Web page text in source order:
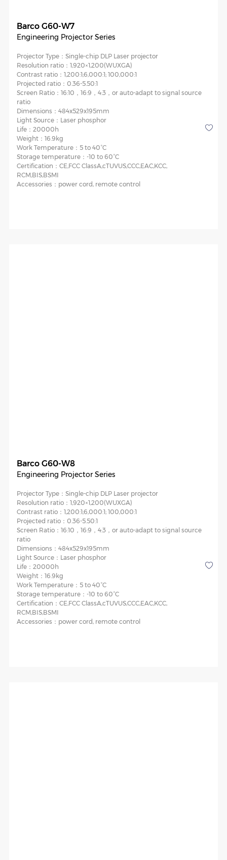
Barco G60-W7
Engineering Projector Series
Projector Type： Single-chip DLP Laser projector
Resolution ratio： 1,920×1,200(WUXGA)
Contrast ratio： 1,200:1;6,000:1; 100,000:1
Projected ratio： 0.36-5.50:1
Screen Ratio： 16:10，16:9，4:3，or auto-adapt to signal source
ratio
Dimensions： 484x529x195mm
Light Source： Laser phosphor
Life： 20000h
Weight： 16.9kg
Work Temperature： 5 to 40°C
Storage temperature： -10 to 60°C
Certification： CE,FCC ClassA,cTUVUS,CCC,EAC,KCC,
RCM,BIS,BSMI
Accessories： power cord, remote control
Barco G60-W8
Engineering Projector Series
Projector Type： Single-chip DLP Laser projector
Resolution ratio： 1,920×1,200(WUXGA)
Contrast ratio： 1,200:1;6,000:1; 100,000:1
Projected ratio： 0.36-5.50:1
Screen Ratio： 16:10，16:9，4:3，or auto-adapt to signal source
ratio
Dimensions： 484x529x195mm
Light Source： Laser phosphor
Life： 20000h
Weight： 16.9kg
Work Temperature： 5 to 40°C
Storage temperature： -10 to 60°C
Certification： CE,FCC ClassA,cTUVUS,CCC,EAC,KCC,
RCM,BIS,BSMI
Accessories： power cord, remote control